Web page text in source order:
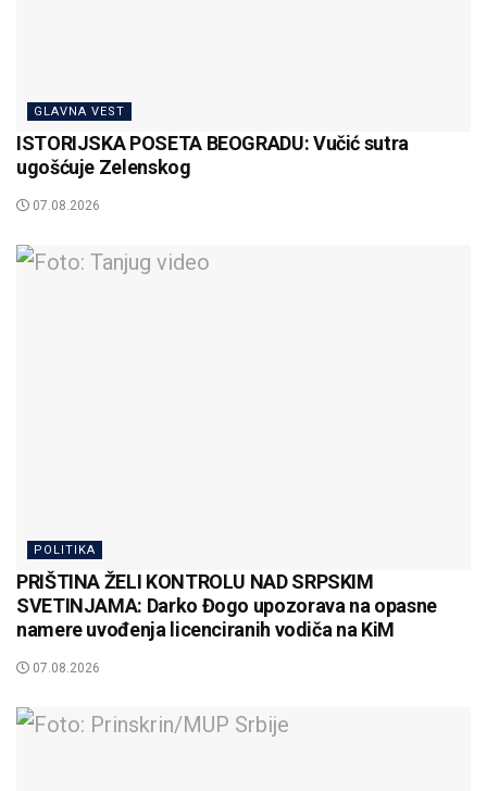
GLAVNA VEST
ISTORIJSKA POSETA BEOGRADU: Vučić sutra
ugošćuje Zelenskog
07.08.2026
POLITIKA
PRIŠTINA ŽELI KONTROLU NAD SRPSKIM
SVETINJAMA: Darko Đogo upozorava na opasne
namere uvođenja licenciranih vodiča na KiM
07.08.2026